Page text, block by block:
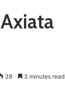
38 3 minutes read